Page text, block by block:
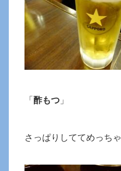
「 酢もつ 」
さっぱりしててめっちゃ